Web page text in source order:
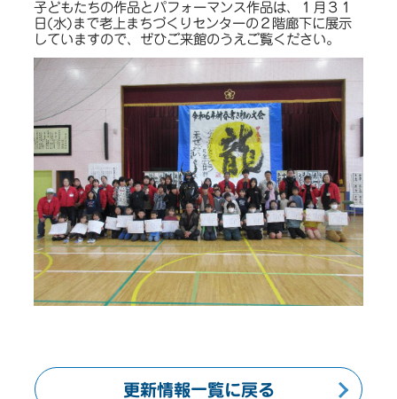
子どもたちの作品とパフォーマンス作品は、１月３１
日(水)まで老上まちづくりセンターの２階廊下に展示
していますので、ぜひご来館のうえご覧ください。
更新情報一覧に戻る